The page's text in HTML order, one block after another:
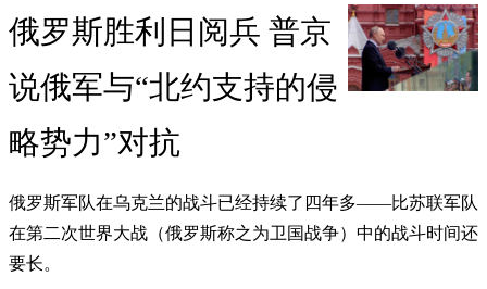
俄罗斯胜利日阅兵 普京
说俄军与“北约支持的侵
略势力”对抗
俄罗斯军队在乌克兰的战斗已经持续了四年多——比苏联军队
在第二次世界大战（俄罗斯称之为卫国战争）中的战斗时间还
要长。